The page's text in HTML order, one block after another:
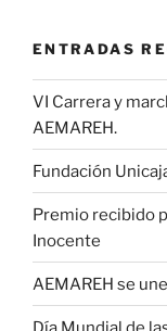
ENTRADAS
VI Carrera y
AEMAREH.
Fundación
Premio recibido
Inocente
AEMAREH se